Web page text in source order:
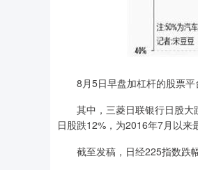
8月5日早盘加杠杆的股票平
其中，三菱日联银行日股大
日股跌12%，为2016年7月以来
截至发稿，日经225指数跌幅